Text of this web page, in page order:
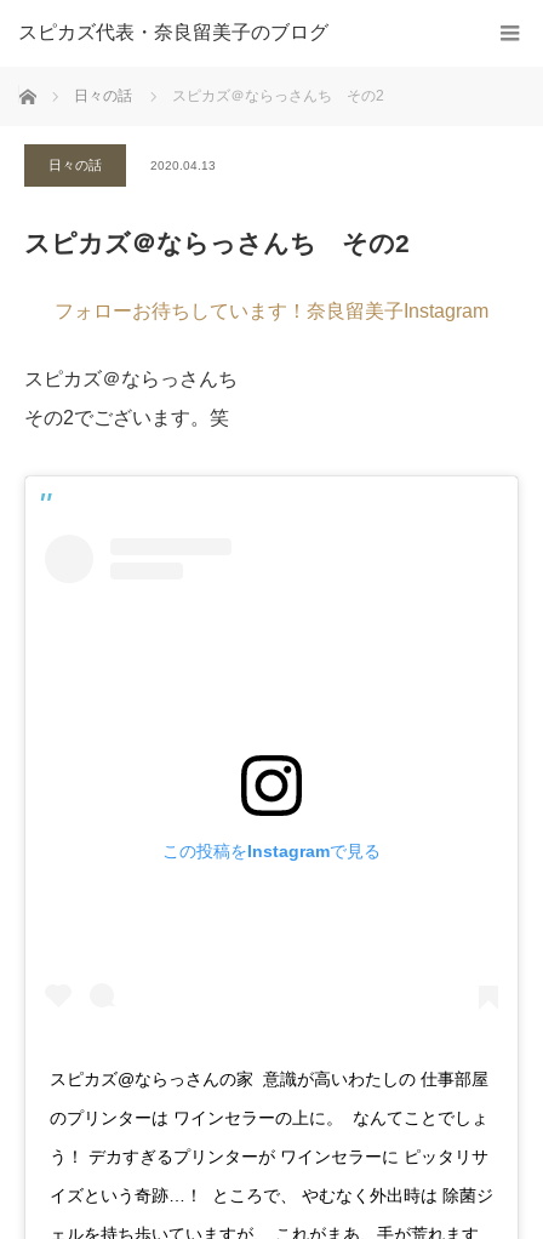
スピカズ代表・奈良留美子のブログ
ホーム 日々の話 スピカズ＠ならっさんち その2
日々の話 2020.04.13
スピカズ＠ならっさんち その2
フォローお待ちしています！奈良留美子Instagram
スピカズ＠ならっさんち
その2でございます。笑
この投稿をInstagramで見る
スピカズ@ならっさんの家 意識が高い わたしの 仕事部屋
のプリンターは ワインセラーの上に。 なんてことでしょ
う！ デカすぎるプリンターが ワインセラーに ピッタリサ
イズという奇跡…！ ところで、 やむなく外出時は 除菌ジ
ェルを持ち歩いていますが、 これがまあ、手が荒れます